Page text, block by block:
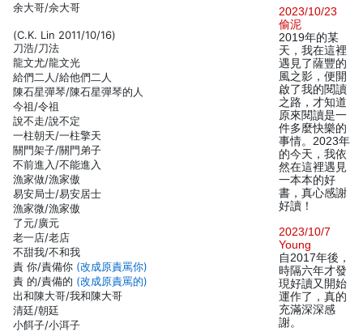
余大哥/佘大哥
(C.K. Lin 2011/10/16)
刀浩/刀法
龍文尤/龍文光
給們二人/給他們二人
陳石星彈琴/陳石星彈琴的人
今祖/令祖
說不走/說不定
一柱朝天/一柱擎天
關門架子/關門弟子
不前進入/不能進入
漁家做/漁家傲
易安局士/易安居士
漁家微/漁家傲
了元/廣元
老一店/老店
不甜我/不和我
責 你/責備你 (改成原責罵你)
責 的/責備的 (改成原責罵的)
出和陳大哥/我和陳大哥
清廷/朝廷
小餌子/小洱子
2023/10/23
偷泥
2019年的某
天，我在這裡
遇見了薩豐的
風之影，便開
啟了我的閱讀
之路，才知道
原來閱讀是一
件多麼快樂的
事情。2023年
的今天，我依
然在這裡遇見
一本本的好
書，真心感謝
好讀！
2023/10/7
Young
自2017年後，
時隔六年才發
現好讀又開始
運作了，真的
充滿深深感
謝。